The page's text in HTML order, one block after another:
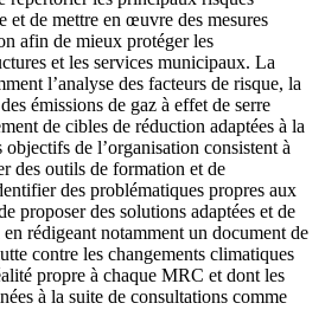
et de mettre en œuvre des mesures
afin de mieux protéger les
et les services municipaux. La
l’analyse des facteurs de risque, la
émissions de gaz à effet de serre
de cibles de réduction adaptées à la
de l’organisation consistent à
des outils de formation et de
des problématiques propres aux
proposer des solutions adaptées et de
rédigeant notamment un document de
contre les changements climatiques
propre à chaque MRC et dont les
à la suite de consultations comme